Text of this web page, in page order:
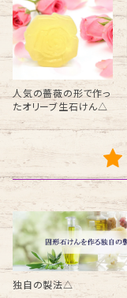
人気の薔薇の形で作っ
たオリーブ生石けん△
独自の製法△